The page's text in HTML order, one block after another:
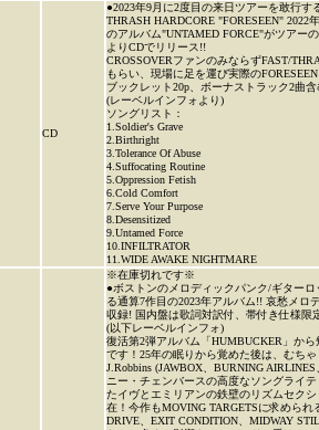
CD
●2023年9月に2度目の来日ツアーを敢行す
THRASH HARDCORE "FORESEEN" 2022
のアルバム"UNTAMED FORCE"がツアー
よりCDでリリース!!
CROSSOVERファンのみならずFAST/
もらい、現場に足を運び実際の
ブックレット20p、ボーナストラック2曲
(レーベルインフォより)
ソングリスト：
1.Soldier's Grave
2.Birthright
3.Tolerance Of Abuse
4.Suffocating Routine
5.Oppression Fetish
6.Cold Comfort
7.Serve Your Purpose
8.Desensitized
9.Untamed Force
10.INFILTRATOR
11.WIDE AWAKE NIGHTMARE
※在庫切れです※
●ボストンのメロディックパンク/ギター
る通算7作目の2023年アルバム!! 哀愁メロ
収録! 国内盤は歌詞対訳付、帯付き仕様限定
(以下レーベルインフォ)
復活第2弾アルバム「HUMBUCKER」か
です！25年の眠りから覚めた後は、むち
J.Robbins (JAWBOX、BURNING
ニー・チェンバースの高度なソングライ
たイヴとエミリアンの鉄壁のリズムセク
在！今作もMOVING TARGETSに求められ
DRIVE、EXIT CONDITION、MIDWAY